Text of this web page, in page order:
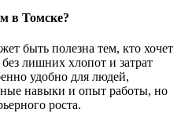
в Томске?
быть полезна тем, кто хочет
лишних хлопот и затрат
удобно для людей,
навыки и опыт работы, но
роста.